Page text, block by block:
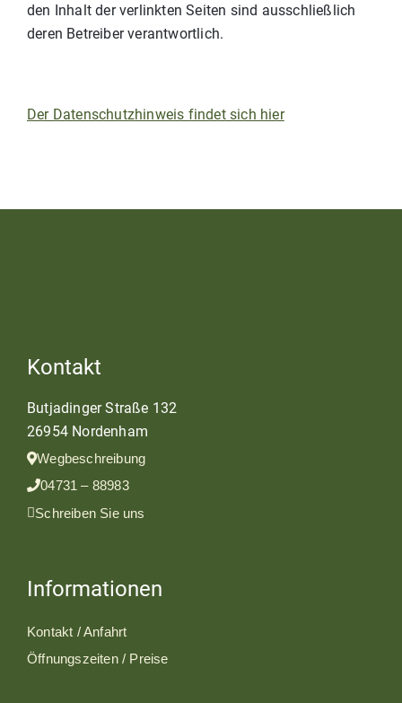
den Inhalt der verlinkten Seiten sind ausschließlich
deren Betreiber verantwortlich.
Der Datenschutzhinweis findet sich hier
Kontakt
Butjadinger Straße 132
26954 Nordenham
Wegbeschreibung
04731 – 88983
Schreiben Sie uns
Informationen
Kontakt / Anfahrt
Öffnungszeiten / Preise